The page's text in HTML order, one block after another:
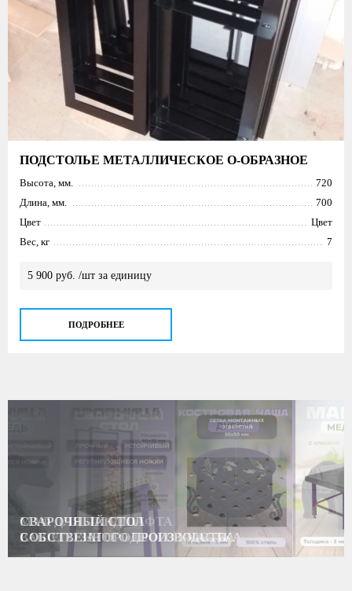
ПОДСТОЛЬЕ МЕТАЛЛИЧЕСКОЕ О-ОБРАЗНОЕ
Высота, мм.
720
Длина, мм.
700
Цвет
Цвет
Вес, кг
7
5 900 руб. /шт за единицу
ПОДРОБНЕЕ
МАФ ДЛЯ ЛАНДШАФТА
ВАШЕГО ЗАГОРОДНОГО УЧАСТКА